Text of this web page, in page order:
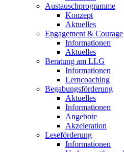
Austauschprogramme
Konzept
Aktuelles
Engagement & Courage
Informationen
Aktuelles
Beratung am LLG
Informationen
Lerncoaching
Begabungsförderung
Aktuelles
Informationen
Angebote
Akzeleration
Leseförderung
Informationen